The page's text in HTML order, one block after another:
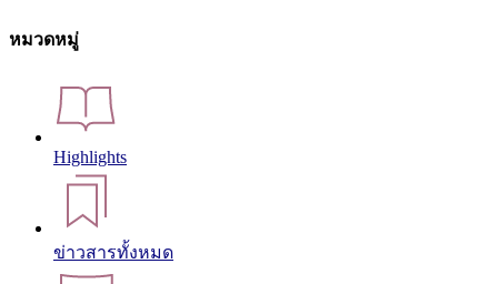
หมวดหมู่
Highlights
ข่าวสารทั้งหมด